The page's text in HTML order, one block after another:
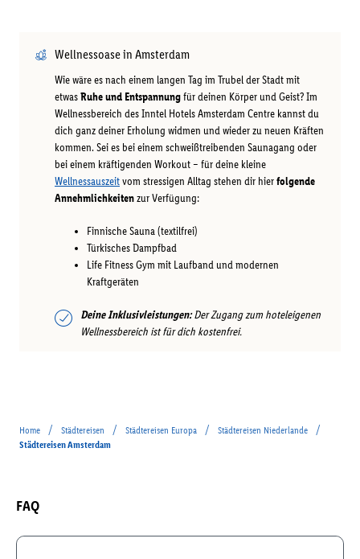
Wellnessoase in Amsterdam
Wie wäre es nach einem langen Tag im Trubel der Stadt mit
etwasRuhe und Entspannungfür deinen Körper und Geist? Im
Wellnessbereich des Inntel Hotels Amsterdam Centre kannst du
dich ganz deiner Erholung widmen und wieder zu neuen Kräften
kommen. Sei es bei einem schweißtreibenden Saunagang oder
bei einem kräftigenden Workout – für deine kleine
Wellnessauszeitvom stressigen Alltag stehen dir hierfolgende
Annehmlichkeitenzur Verfügung:
Finnische Sauna (textilfrei)
Türkisches Dampfbad
Life Fitness Gym mit Laufband und modernen
Kraftgeräten
Deine Inklusivleistungen:Der Zugang zum hoteleigenen
Wellnessbereich ist für dich kostenfrei.
Home / Städtereisen / Städtereisen Europa / Städtereisen Niederlande /
Städtereisen Amsterdam
FAQ